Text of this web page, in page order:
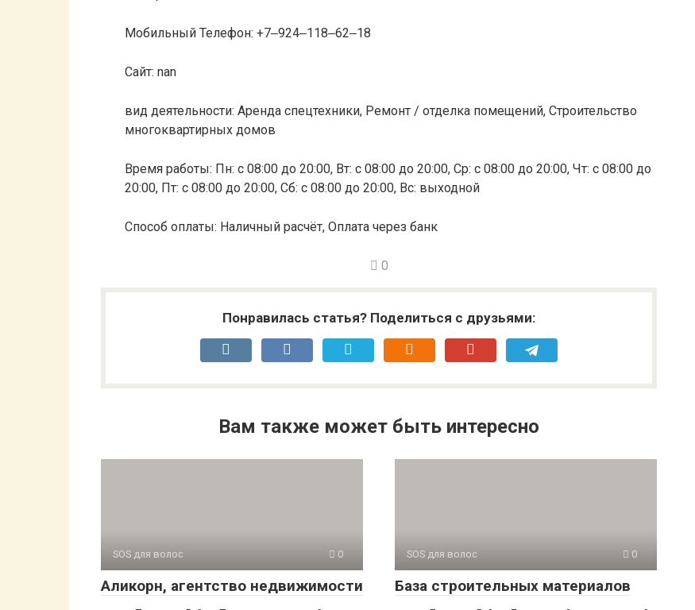
Мобильный Телефон: +7‒924‒118‒62‒18
Сайт: nan
вид деятельности: Аренда спецтехники, Ремонт / отделка помещений, Строительство
многоквартирных домов
Время работы: Пн: с 08:00 до 20:00, Вт: с 08:00 до 20:00, Ср: с 08:00 до 20:00, Чт: с 08:00 до
20:00, Пт: с 08:00 до 20:00, Сб: с 08:00 до 20:00, Вс: выходной
Способ оплаты: Наличный расчёт, Оплата через банк
0
Понравилась статья? Поделиться с друзьями:
Вам также может быть интересно
SOS для волос 0
Аликорн, агентство недвижимости
SOS для волос 0
База строительных материалов